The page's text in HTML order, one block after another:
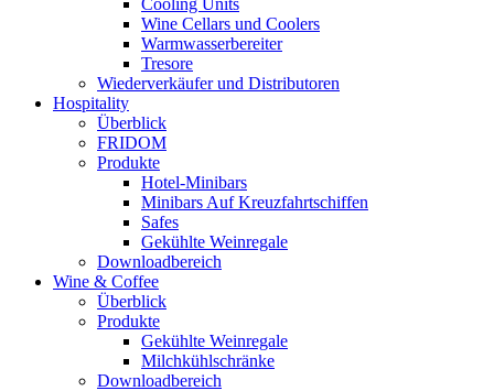
Wine Cellars und Coolers
Warmwasserbereiter
Tresore
Wiederverkäufer und Distributoren
Hospitality
Überblick
FRIDOM
Produkte
Hotel-Minibars
Minibars Auf Kreuzfahrtschiffen
Safes
Gekühlte Weinregale
Downloadbereich
Wine & Coffee
Überblick
Produkte
Gekühlte Weinregale
Milchkühlschränke
Downloadbereich